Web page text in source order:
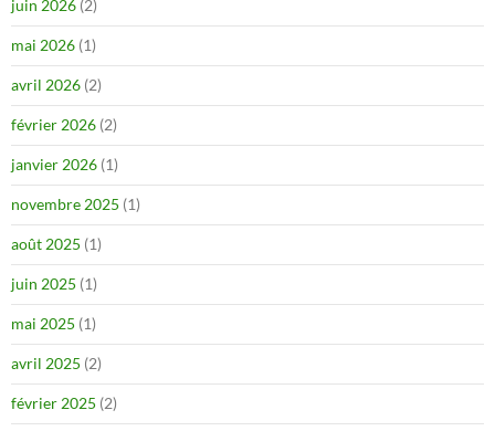
juin 2026 (2)
mai 2026 (1)
avril 2026 (2)
février 2026 (2)
janvier 2026 (1)
novembre 2025 (1)
août 2025 (1)
juin 2025 (1)
mai 2025 (1)
avril 2025 (2)
février 2025 (2)